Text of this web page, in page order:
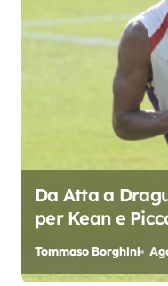
Da Atta a
per Kean e
oscar del
Tommaso Borghini